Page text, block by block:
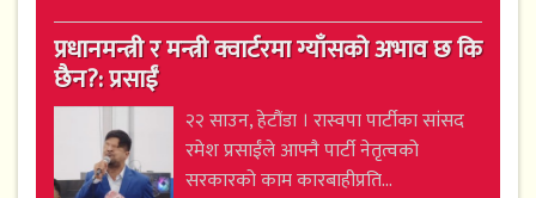
प्रधानमन्त्री र मन्त्री क्वार्टरमा ग्याँसको अभाव छ कि
छैन?: प्रसाईं
२२ साउन, हेटौंडा । रास्वपा पार्टीका सांसद
रमेश प्रसाईंले आफ्नै पार्टी नेतृत्वको
सरकारको काम कारबाहीप्रति...